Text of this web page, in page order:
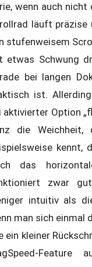
wenn auch nicht
läuft
stufenweisem
etwas Schwung
bei langen
ist.
aktivierter Option
die Weichheit,
kennt,
das
zwar
intuitiv als
man sich einmal
ein kleiner